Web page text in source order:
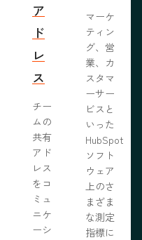
ア
ド
レ
ス
チー
ムの
共有
アド
レス
をコ
ミュ
ニケ
ーシ
マーケ
ティン
グ、営
業、カ
スタマ
ーサー
ビスと
いった
HubSpot
ソフト
ウェア
上のさ
まざま
な測定
指標に